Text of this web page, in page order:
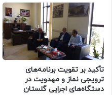
تأکید بر تقویت برنامه‌های
ترویجی نماز و مهدویت در
دستگاه‌های اجرایی گلستان